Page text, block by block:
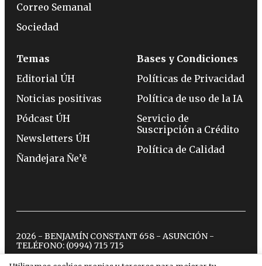
Correo Semanal
Sociedad
Temas
Editorial ÚH
Noticias positivas
Pódcast ÚH
Newsletters ÚH
Ñandejara Ñe’ẽ
Bases y Condiciones
Políticas de Privacidad
Política de uso de la IA
Servicio de
Suscripción a Crédito
Política de Calidad
2026 - BENJAMÍN CONSTANT 658 - ASUNCIÓN -
TELÉFONO: (0994) 715 715